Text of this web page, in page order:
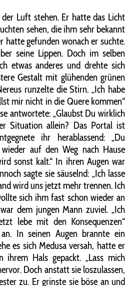
Luft stehen. Er hatte das Licht
sehen, die ihm sehr bekannt
hatte gefunden wonach er suchte.
seine Lippen. Doch im selben
etwas anderes und drehte sich
Gestalt mit glühenden grünen
runzelte die Stirn. „Ich habe
mir nicht in die Quere kommen“
antwortete: „Glaubst Du wirklich
Situation allein? Das Portal ist
ihr herablassend: „Du
auf den Weg nach Hause
sonst kalt.“ In ihren Augen war
sagte sie säuselnd: „Ich lasse
wird uns jetzt mehr trennen. Ich
sich ihm fast schon wieder an
dem jungen Mann zuviel. „Ich
lebe mit den Konsequenzen“
In seinen Augen brannte ein
es sich Medusa versah, hatte er
Hals gepackt. „Lass mich
Doch anstatt sie loszulassen,
zu. Er grinste sie böse an und